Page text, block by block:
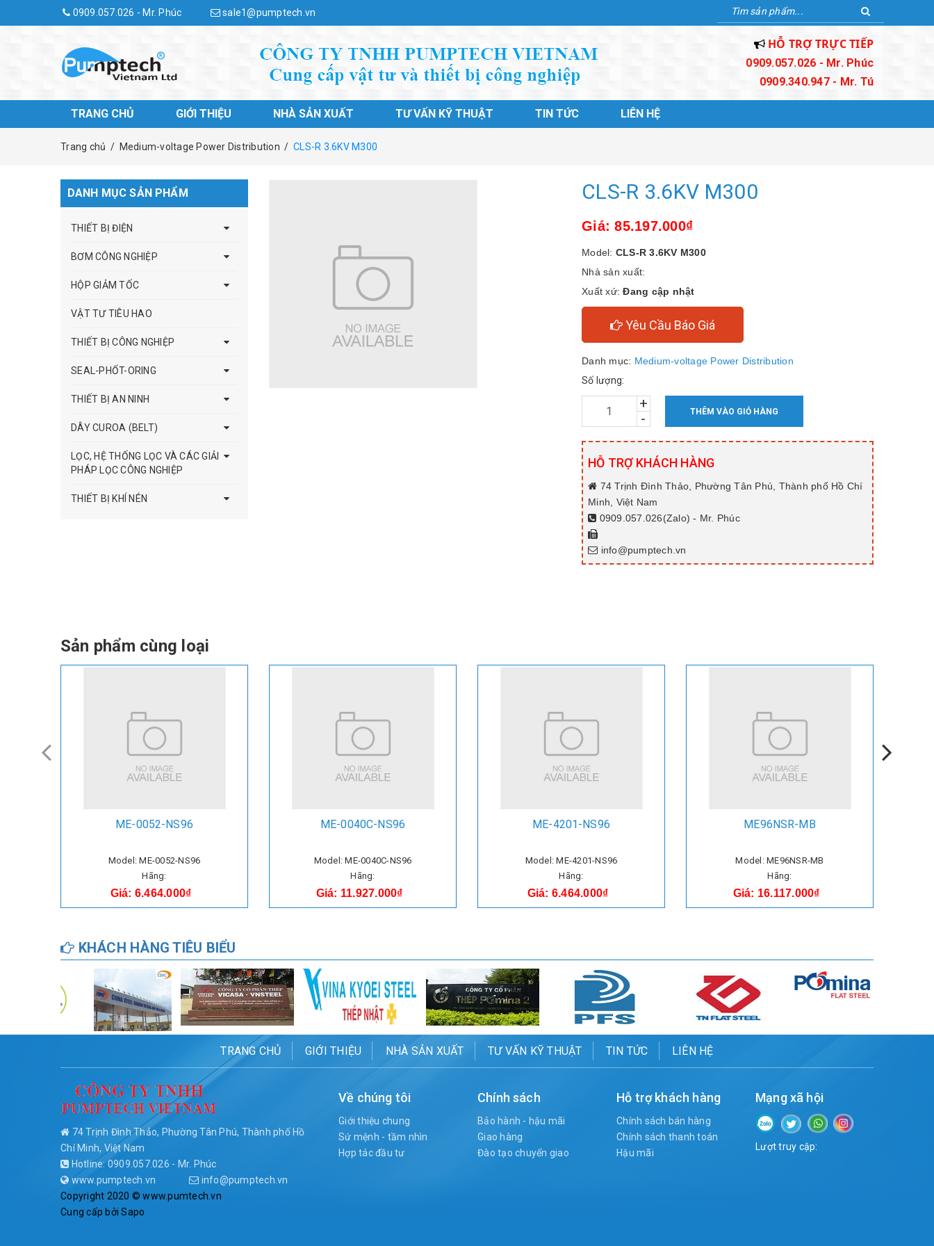
0909.057.026 - Mr. Phúc sale1@pumptech.vn
HỖ TRỢ TRỰC TIẾP
0909.057.026 - Mr. Phúc
0909.340.947 - Mr. Tú
TRANG CHỦ GIỚI THIỆU NHÀ SẢN XUẤT TƯ VẤN KỸ THUẬT TIN TỨC LIÊN HỆ
Trang chủ / Medium-voltage Power Distribution / CLS-R 3.6KV M300
CLS-R 3.6KV M300
Giá: 85.197.000₫
Model: CLS-R 3.6KV M300
Nhà sản xuất:
Xuất xứ:Đang cập nhật
Yêu Cầu Báo Giá
Danh mục: Medium-voltage Power Distribution
Số lượng:
+
-
THÊM VÀO GIỎ HÀNG
HỖ TRỢ KHÁCH HÀNG
74 Trịnh Đình Thảo, Phường Tân Phú, Thành phố Hồ Chí
Minh, Việt Nam
0909.057.026(Zalo) - Mr. Phúc
info@pumptech.vn
DANH MỤC SẢN PHẨM
THIẾT BỊ ĐIỆN
BƠM CÔNG NGHIỆP
HỘP GIẢM TỐC
VẬT TƯ TIÊU HAO
THIẾT BỊ CÔNG NGHIỆP
SEAL-PHỐT-ORING
THIẾT BỊ AN NINH
DÂY CUROA (BELT)
LỌC, HỆ THỐNG LỌC VÀ CÁC GIẢI
PHÁP LỌC CÔNG NGHIỆP
THIẾT BỊ KHÍ NÉN
Sản phẩm cùng loại
ME-0052-NS96
Model: ME-0052-NS96
Hãng:
Giá: 6.464.000₫
ME-0040C-NS96
Model: ME-0040C-NS96
Hãng:
Giá: 11.927.000₫
ME-4201-NS96
Model: ME-4201-NS96
Hãng:
Giá: 6.464.000₫
ME96NSR-MB
Model: ME96NSR-MB
Hãng:
Giá: 16.117.000₫
KHÁCH HÀNG TIÊU BIỂU
TRANG CHỦ GIỚI THIỆU NHÀ SẢN XUẤT TƯ VẤN KỸ THUẬT TIN TỨC LIÊN HỆ
74 Trịnh Đình Thảo, Phường Tân Phú, Thành phố Hồ
Chí Minh, Việt Nam
Hotline: 0909.057.026 - Mr. Phúc
www.pumptech.vn
info@pumptech.vn
Copyright 2020 © www.pumtech.vn
Cung cấp bởiSapo
Về chúng tôi
Giới thiệu chung
Sứ mệnh - tầm nhìn
Hợp tác đầu tư
Chính sách
Bảo hành - hậu mãi
Giao hàng
Đào tạo chuyển giao
Hỗ trợ khách hàng
Chính sách bán hàng
Chính sách thanh toán
Hậu mãi
Mạng xã hội
Lượt truy cập: